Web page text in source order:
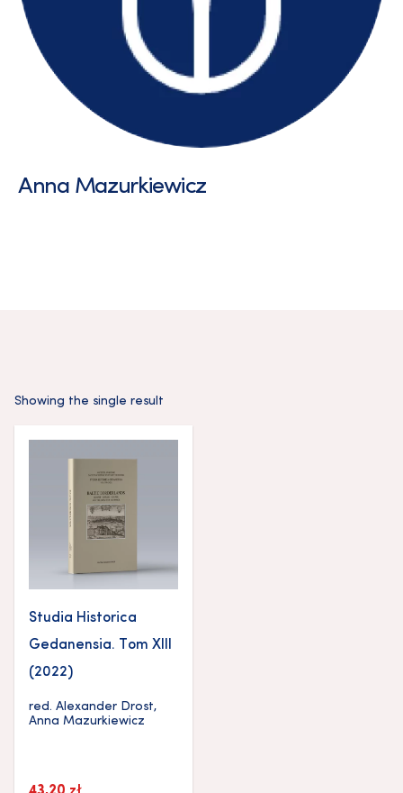
Anna Mazurkiewicz
Showing the single result
Studia Historica
Gedanensia. Tom XIII
(2022)
red. Alexander Drost,
Anna Mazurkiewicz